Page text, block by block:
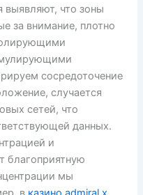
выявляют, что зоны
за внимание, плотно
сосредоточение
случается
сетей, что
данных.
и
благоприятную
мы